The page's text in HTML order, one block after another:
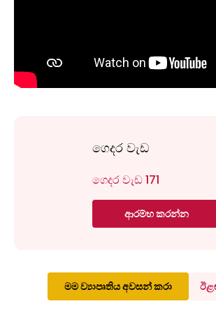
ගෙදර වැඩ
ගෙදර වැඩ 171
ආරම්භ කරන්න
මම ව්‍යාපෘතිය අවසන් කරා